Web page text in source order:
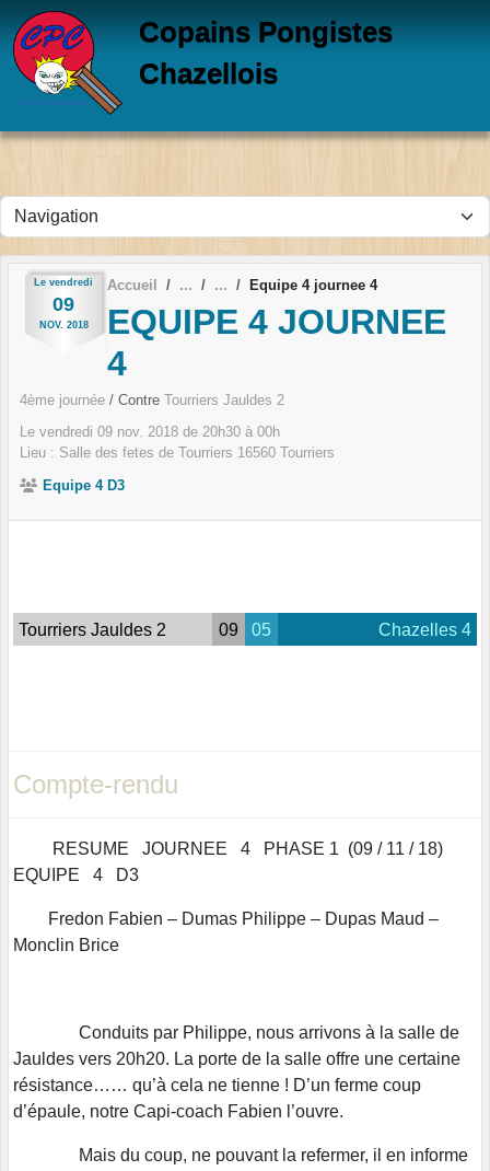
Copains Pongistes
Chazellois
Le vendredi
09
NOV. 2018
Accueil Equipe 4 journee 4
EQUIPE 4 JOURNEE
4
4ème journée / Contre Tourriers Jauldes 2
Le vendredi 09 nov. 2018 de 20h30 à 00h
Lieu : Salle des fetes de Tourriers 16560 Tourriers
Equipe 4 D3
Tourriers Jauldes 2 09 05 Chazelles 4
Compte-rendu
RESUME JOURNEE 4 PHASE 1 (09 / 11 / 18)
EQUIPE 4 D3
Fredon Fabien – Dumas Philippe – Dupas Maud –
Monclin Brice
Conduits par Philippe, nous arrivons à la salle de
Jauldes vers 20h20. La porte de la salle offre une certaine
résistance…… qu’à cela ne tienne ! D’un ferme coup
d’épaule, notre Capi-coach Fabien l’ouvre.
Mais du coup, ne pouvant la refermer, il en informe
Panneau de gestion des cookies